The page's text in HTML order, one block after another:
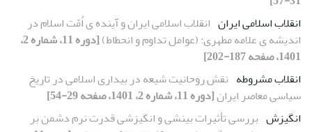
انقلاب اسلامی ایران انقلاب اسلامی ایران و آینده ی اُمّت اسلام در
اندیشه ی علامه مطهری: (عوامل تداوم و انحطاط)
[دوره 11، شماره 2،
1401، صفحه 187-202]
انقلاب مشروطه نقش روحانیت شیعه در بیداری اسلامی در تاریخ
سیاسی معاصر ایران[دوره 11، شماره 2، 1401، صفحه 29-54]
انگیزش بررسی تأثیرات بینشی و انگیزشی قدرت نرم دشمن بر